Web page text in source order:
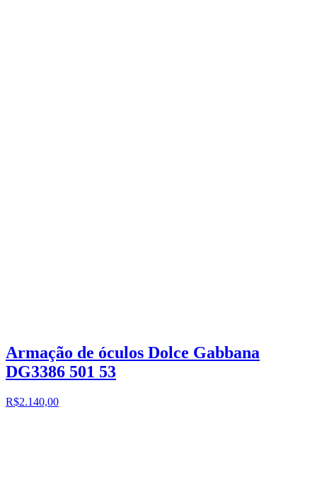
Armação de óculos Dolce Gabbana
DG3386 501 53
R$2.140,00